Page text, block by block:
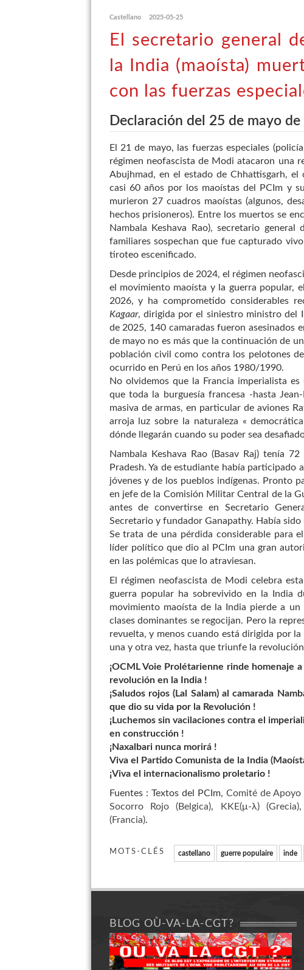
Castellano 2025-05-25
El secretario general
la India (maoísta)
con las fuerzas
Declaración del 25 de mayo de
El 21 de mayo, las fuerzas especiales
régimen neofascista de Modi atacaron una
Abujhmad, en el estado de Chhattisgarh,
casi 60 años por los maoístas del PCIm y
murieron 27 cuadros maoístas (algunos,
hechos prisioneros). Entre los muertos se
Nambala Keshava Rao), secretario
familiares sospechan que fue capturado
tiroteo escenificado.
Desde principios de 2024, el régimen
el movimiento maoísta y la guerra popular,
2026, y ha comprometido considerables
Kagaar, dirigida por el siniestro ministro del
de 2025, 140 camaradas fueron asesinados
de mayo no es más que la continuación de
población civil como contra los pelotones
ocurrido en Perú en los años 1980/1990.
No olvidemos que la Francia imperialista
que toda la burguesía francesa -hasta
masiva de armas, en particular de aviones
arroja luz sobre la naturaleza «
dónde llegarán cuando su poder sea
Nambala Keshava Rao (Basav Raj) tenía
Pradesh. Ya de estudiante había
jóvenes y de los pueblos indígenas. Pronto
en jefe de la Comisión Militar Central de la
antes de convertirse en Secretario
Secretario y fundador Ganapathy. Había
Se trata de una pérdida considerable para
líder político que dio al PCIm una gran
en las polémicas que lo atraviesan.
El régimen neofascista de Modi celebra
guerra popular ha sobrevivido en la India
movimiento maoísta de la India pierde a
clases dominantes se regocijan. Pero la
revuelta, y menos cuando está dirigida por
una y otra vez, hasta que triunfe la
¡OCML Voie Prolétarienne rinde homenaje
revolución en la India !
¡Saludos rojos (Lal Salam) al camarada
que dio su vida por la Revolución !
¡Luchemos sin vacilaciones contra el
en construcción !
¡Naxalbari nunca morirá !
Viva el Partido Comunista de la India
¡Viva el internacionalismo proletario !
Fuentes : Textos del PCIm,Comité de Apoyo
Socorro Rojo (Belgica), ΚΚΕ(μ-λ) (Grecia),
(Francia).
MOTS-CLÉS castellano guerre populaire inde
BLOG OÙ-VA-LA-CGT?